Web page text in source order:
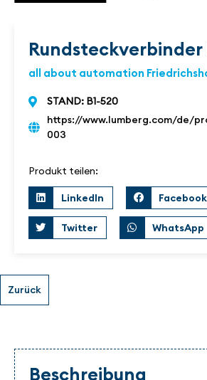
Rundsteckverbinder
all about automation
STAND: B1-520
https://www.lumberg.com/de/
003
Produkt teilen:
LinkedIn Facebook
Twitter WhatsApp
Beschreibung